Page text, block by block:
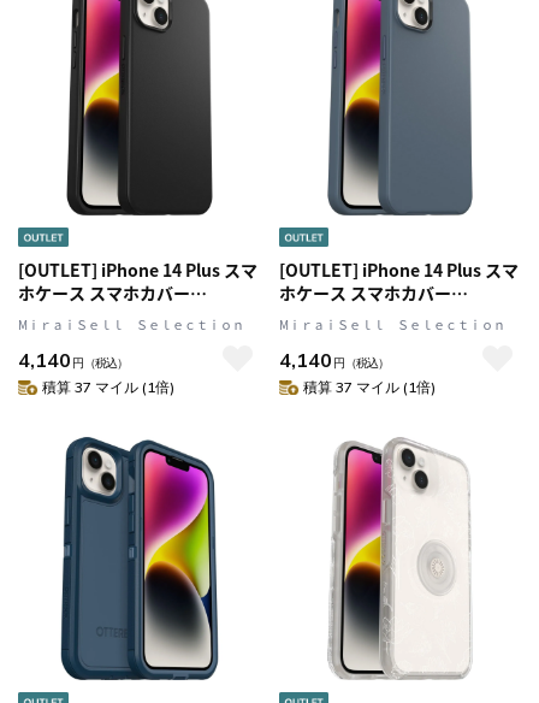
[OUTLET] iPhone 14 Plus スマ
ホケース スマホカバー
MagSafe対応 Black(ブラック)
Symmetry PLUS [シンメトリ
ープラス] (77-88994)
MⅰｒａｉＳｅｌｌ Ｓｅｌｅｃｔｉｏｎ
4,140 円 （税込）
積算 37 マイル (1倍)
[OUTLET] iPhone 14 Plus スマ
ホケース スマホカバー
MagSafe対応 ブルーティフル
ターボックス] Symmetry
PLUS[シンメトリー プラス]
MⅰｒａｉＳｅｌｌ Ｓｅｌｅｃｔｉｏｎ
4,140 円 （税込）
積算 37 マイル (1倍)